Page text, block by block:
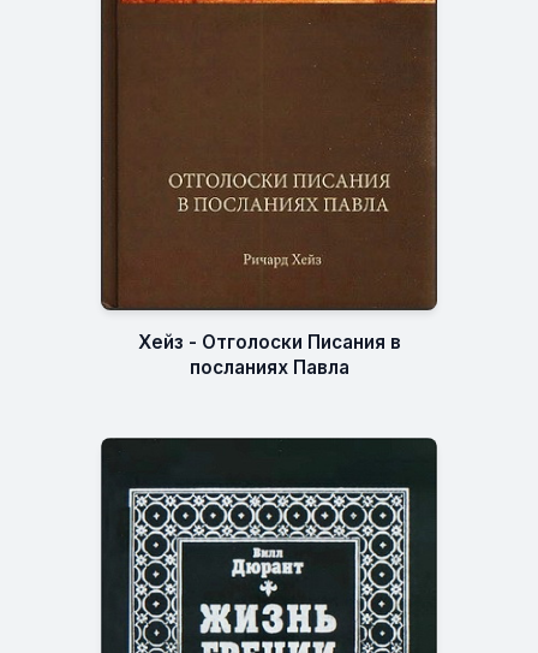
Хейз - Отголоски Писания в
посланиях Павла